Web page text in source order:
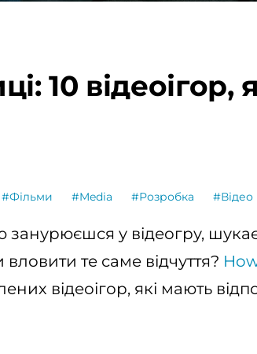
10
#Фільми #Media #Розробка #Відео
занурюєшся у відеогру,
те саме відчуття?
відеоігор, які мають